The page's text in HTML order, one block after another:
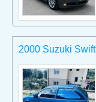
2000 Suzuki Swift